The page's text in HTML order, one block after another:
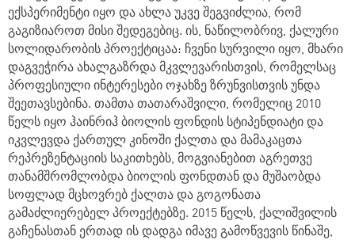
ექსპერიმენტი იყო და ახლა უკვე შეგვიძლია, რომ
გაგიზიაროთ მისი შედეგებიც. ის, ნაწილობრივ, ქალური
სოლიდარობის პროექტიცაა: ჩვენი სურვილი იყო, მხარი
დაგვეჭირა ახალგაზრდა მკვლევარისთვის, რომელსაც
პროფესიული ინტერესები ოჯახზე ზრუნვისთვის უნდა
შეეთავსებინა. თამთა თათარაშვილი, რომელიც 2010
წელს იყო ჰაინრიჰ ბიოლის ფონდის სტიპენდიატი და
იკვლევდა ქართულ კინოში ქალთა და მამაკაცთა
რეპრეზენტაციის საკითხებს, მოგვიანებით აგრეთვე
თანამშრომლობდა ბიოლის ფონდთან და მუშაობდა
სოფლად მცხოვრებ ქალთა და გოგონათა
გამაძლიერებელ პროექტებზე. 2015 წელს, ქალიშვილის
გაჩენასთან ერთად ის დადგა იმავე გამოწვევის წინაშე,